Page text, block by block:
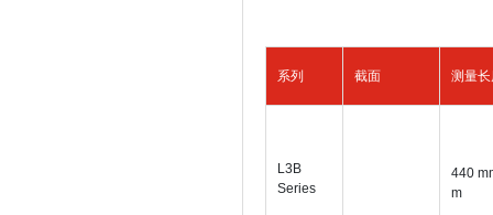
系列 截面 测量
L3B
Series
440
m